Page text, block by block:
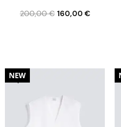
200,00€ 160,00€
20%
NEW